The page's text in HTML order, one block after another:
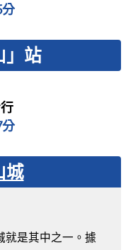
」站
分
城
就是其中之一。據